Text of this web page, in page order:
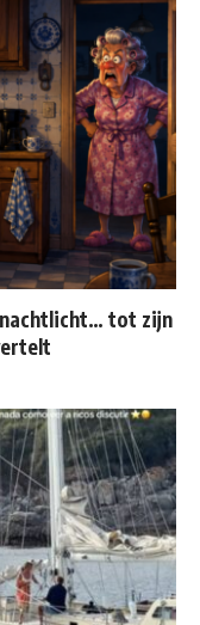
tot zijn